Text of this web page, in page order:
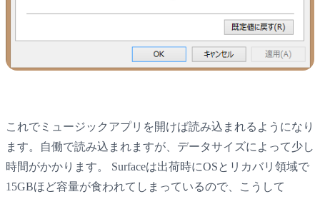
これでミュージックアプリを開けば読み込まれるようになり
ます。自働で読み込まれますが、データサイズによって少し
時間がかかります。 Surfaceは出荷時にOSとリカバリ領域で
15GBほど容量が食われてしまっているので、こうして